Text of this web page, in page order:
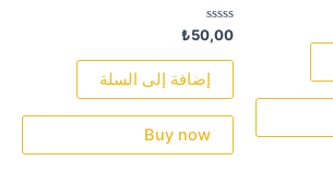
تم
التقييم
0
₺50,00
إضافة إلى السلة
Buy now